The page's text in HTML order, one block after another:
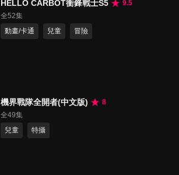
HELLO CARBOT衝鋒戰士S5
9.5
全52集
動畫/卡通
兒童 冒險
機界戰隊全開者(中文版)
8
全49集
兒童
特攝